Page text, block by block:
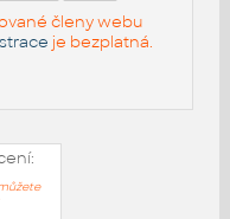
členy webu
je bezplatná.